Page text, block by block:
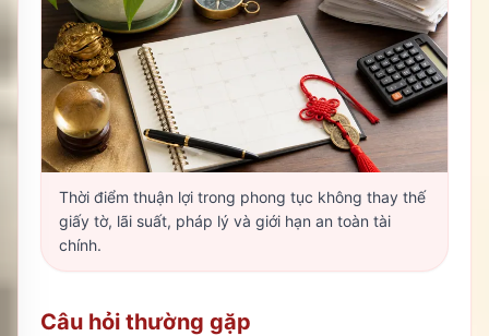
Thời điểm thuận lợi trong phong tục không thay thế
giấy tờ, lãi suất, pháp lý và giới hạn an toàn tài
chính.
Câu hỏi thường gặp